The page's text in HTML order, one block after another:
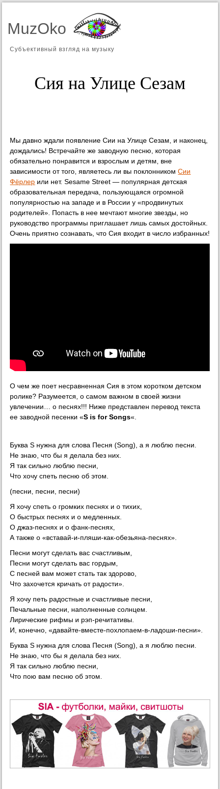
MuzOko
Субъективный взгляд на музыку
Сия на Улице Сезам
Мы давно ждали появление Сии на Улице Сезам, и наконец,
дождались! Встречайте же заводную песню, которая
обязательно понравится и взрослым и детям, вне
зависимости от того, являетесь ли вы поклонникомСии
Фёрлер или нет. Sesame Street — популярная детская
образовательная передача, пользующаяся огромной
популярностью на западе и в России у «продвинутых
родителей». Попасть в нее мечтают многие звезды, но
руководство программы приглашает лишь самых достойных.
Очень приятно сознавать, что Сия входит в число избранных!
О чем же поет несравненная Сия в этом коротком детском
ролике? Разумеется, о самом важном в своей жизни
увлечении… о песнях!!! Ниже представлен перевод текста
ее заводной песенки «S is for Songs«.
Буква S нужна для слова Песня (Song), а я люблю песни.
Не знаю, что бы я делала без них.
Я так сильно люблю песни,
Что хочу спеть песню об этом.
(песни, песни, песни)
Я хочу спеть о громких песнях и о тихих,
О быстрых песнях и о медленных.
О джаз-песнях и о фанк-песнях,
А также о «вставай-и-пляши-как-обезьяна-песнях».
Песни могут сделать вас счастливым,
Песни могут сделать вас гордым,
С песней вам может стать так здорово,
Что захочется кричать от радости».
Я хочу петь радостные и счастливые песни,
Печальные песни, наполненные солнцем.
Лирические рифмы и рэп-речитативы.
И, конечно, «давайте-вместе-похлопаем-в-ладоши-песни».
Буква S нужна для слова Песня (Song), а я люблю песни.
Не знаю, что бы я делала без них.
Я так сильно люблю песни,
Что пою вам песню об этом.